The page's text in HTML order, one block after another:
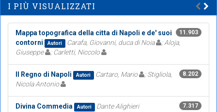
I PIÙ VISUALIZZATI
11.903
Mappa topografica della citta di Napoli e de' suoi
contorni
Autori Carafa, Giovanni, duca di Noia
; Aloja,
Giuseppe
; Carletti, Niccolo
8.202
Il Regno di Napoli Autori Cartaro, Mario
; Stigliola,
Nicola Antonio
7.317
Divina Commedia Autori Dante Alighieri